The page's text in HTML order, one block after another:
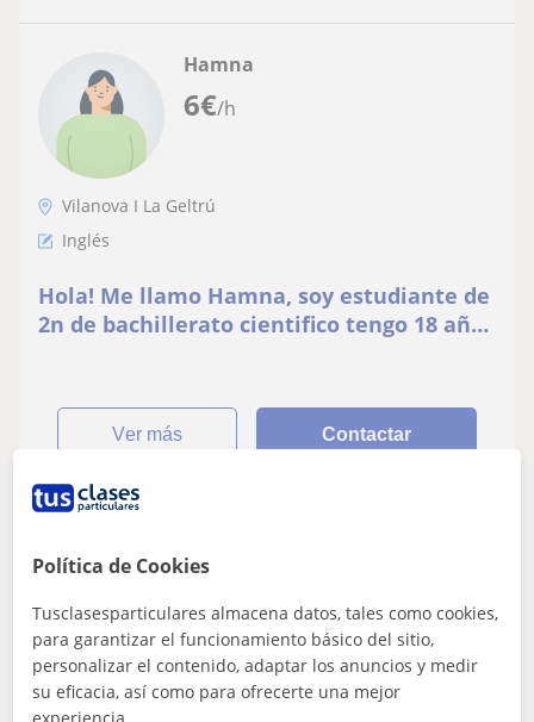
6€/h
Hamna
Vilanova I La Geltrú
Inglés
Hola! Me llamo Hamna, soy estudiante de
2n de bachillerato cientifico tengo 18 años
ver más Contactar
18€/h
Daniel
★ 5,0 (4 valoraciones)
En línea
Política de Cookies
Tusclasesparticulares almacena datos, tales como cookies,
para garantizar el funcionamiento básico del sitio,
personalizar el contenido, adaptar los anuncios y medir
su eficacia, así como para ofrecerte una mejor
experiencia.